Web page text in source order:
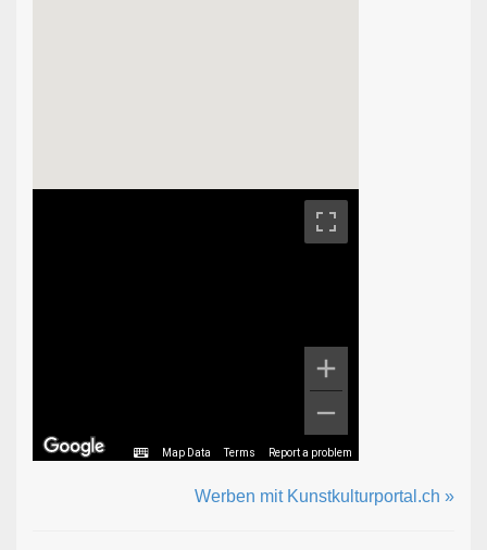
Map Data Terms Report a problem
Werben mit Kunstkulturportal.ch »